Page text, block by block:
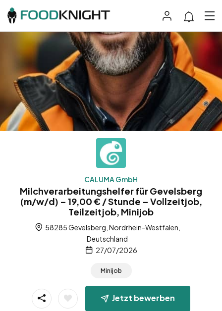
CALUMA GmbH
Milchverarbeitungshelfer für Gevelsberg
(m/w/d) – 19,00 € / Stunde – Vollzeitjob,
Teilzeitjob, Minijob
58285 Gevelsberg, Nordrhein-Westfalen,
Deutschland
27/07/2026
Minijob
Jetzt bewerben